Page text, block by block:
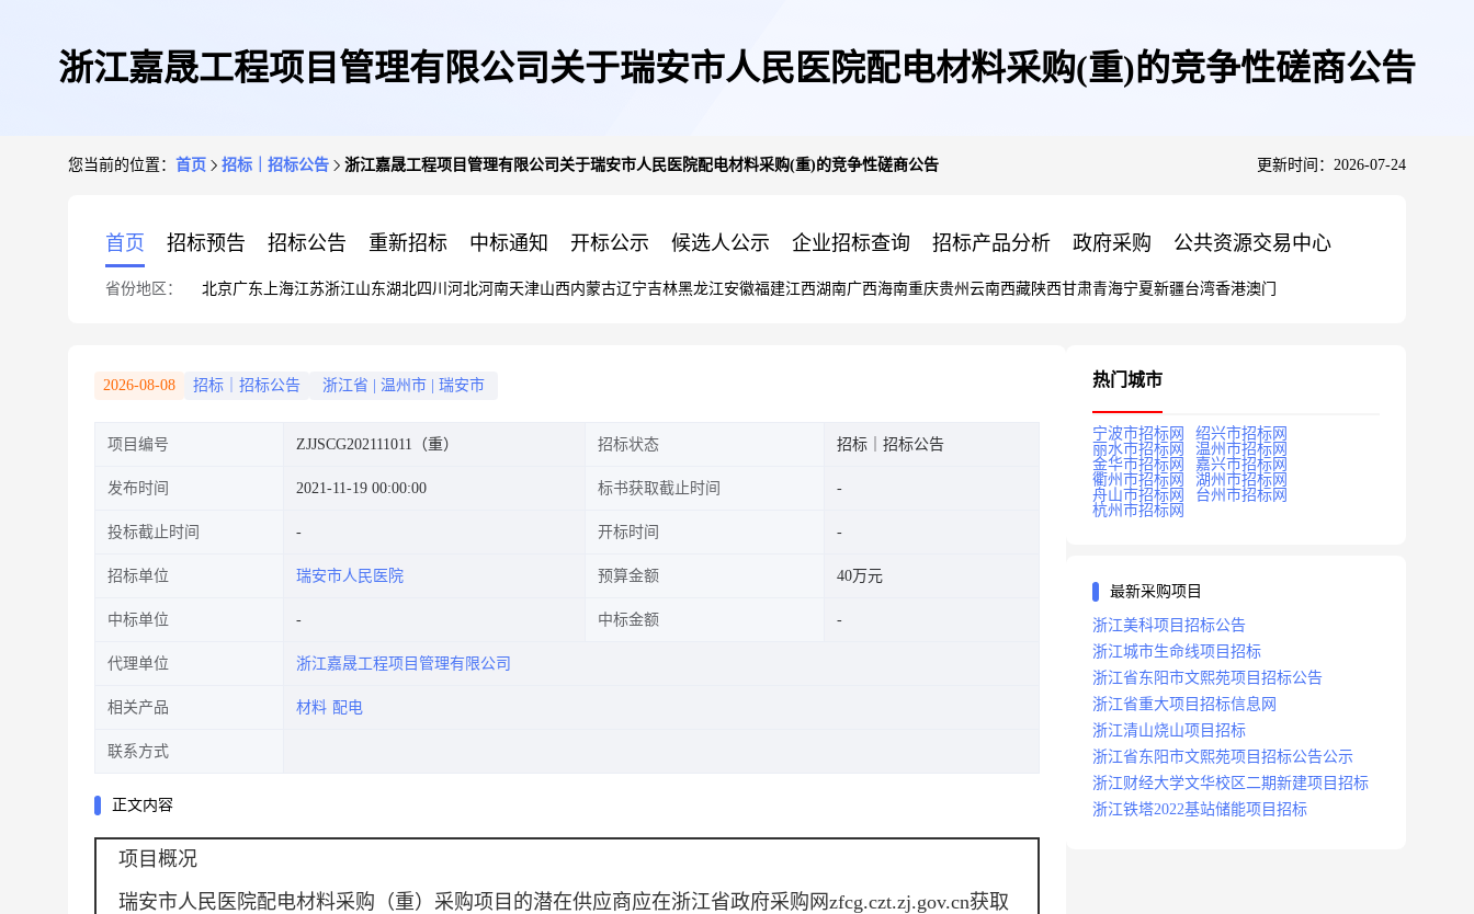
浙江嘉晟工程项目管理有限公司关于瑞安市人民医院配电材料采购(重)的竞争性磋商公告
您当前的位置： 首页 招标｜招标公告 浙江嘉晟工程项目管理有限公司关于瑞安市人民医院配电材料采购(重)的竞争性磋商公告 更新时间：2026-07-24
首页 招标预告 招标公告 重新招标 中标通知 开标公示 候选人公示 企业招标查询 招标产品分析 政府采购 公共资源交易中心
省份地区： 北京广东 上海江苏浙江山东湖北四川 河北河南天津山西内蒙古辽宁吉林黑龙江安徽福建江西湖南广西海南重庆贵州 云南西藏陕西甘肃青海宁夏新疆台湾香港澳门
2026-08-08 招标｜招标公告 浙江省 温州市 瑞安市
项目编号 ZJJSCG202111011（重） 招标状态 招标｜招标公告
发布时间 2021-11-19 00:00:00 标书获取截止时间
投标截止时间 开标时间
招标单位 瑞安市人民医院 预算金额 40万元
中标单位 中标金额
代理单位 浙江嘉晟工程项目管理有限公司
相关产品 材料 配电
联系方式
正文内容
项目概况
瑞安市人民医院配电材料采购（重） 采购项目的潜在供应商应在浙江省政府采购网zfcg.czt.zj.gov.cn获取
热门城市
宁波市招标网
绍兴市招标网
丽水市招标网
温州市招标网
金华市招标网
嘉兴市招标网
衢州市招标网
湖州市招标网
舟山市招标网
台州市招标网
杭州市招标网
最新采购项目
浙江美科项目招标公告
浙江城市生命线项目招标
浙江省东阳市文熙苑项目招标公告
浙江省重大项目招标信息网
浙江清山烧山项目招标
浙江省东阳市文熙苑项目招标公告公示
浙江财经大学文华校区二期新建项目招标
浙江铁塔2022基站储能项目招标